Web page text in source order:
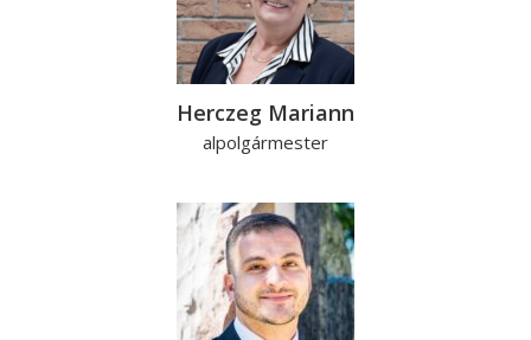
Herczeg Mariann
alpolgármester